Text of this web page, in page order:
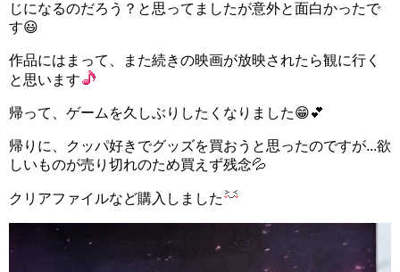
じになるのだろう？と思ってましたが意外と面白かったで
す😃
作品にはまって、また続きの映画が放映されたら観に行く
と思います
帰って、ゲームを久しぶりしたくなりました😁💕
帰りに、クッパ好きでグッズを買おうと思ったのですが...欲
しいものが売り切れのため買えず残念💦
クリアファイルなど購入しました